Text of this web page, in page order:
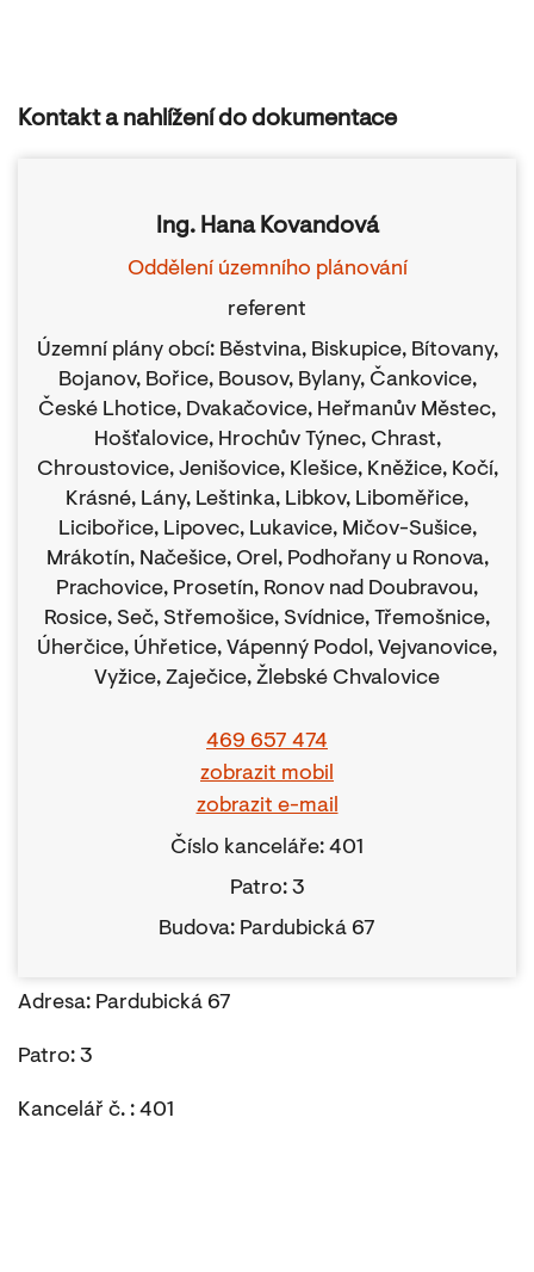
Kontakt a nahlížení do dokumentace
Ing. Hana Kovandová
Oddělení územního plánování
referent
Územní plány obcí: Běstvina, Biskupice, Bítovany,
Bojanov, Bořice, Bousov, Bylany, Čankovice,
České Lhotice, Dvakačovice, Heřmanův Městec,
Hošťalovice, Hrochův Týnec, Chrast,
Chroustovice, Jenišovice, Klešice, Kněžice, Kočí,
Krásné, Lány, Leštinka, Libkov, Liboměřice,
Licibořice, Lipovec, Lukavice, Mičov-Sušice,
Mrákotín, Načešice, Orel, Podhořany u Ronova,
Prachovice, Prosetín, Ronov nad Doubravou,
Rosice, Seč, Střemošice, Svídnice, Třemošnice,
Úherčice, Úhřetice, Vápenný Podol, Vejvanovice,
Vyžice, Zaječice, Žlebské Chvalovice
469 657 474
zobrazit mobil
zobrazit e-mail
Číslo kanceláře: 401
Patro: 3
Budova: Pardubická 67
Adresa: Pardubická 67
Patro: 3
Kancelář č. : 401